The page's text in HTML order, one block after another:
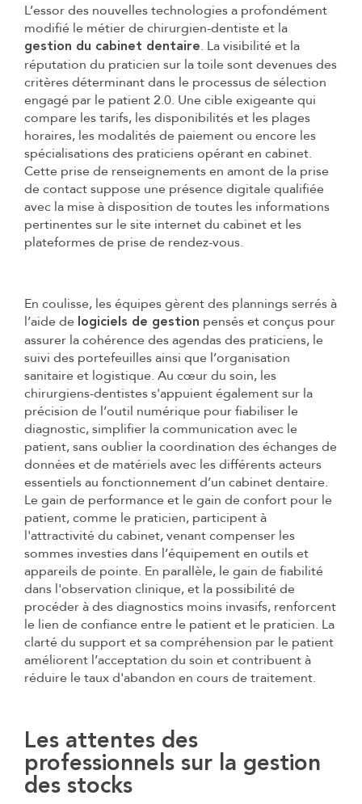
L’essor des nouvelles technologies a profondément
modifié le métier de chirurgien-dentiste et la
gestion du cabinet dentaire. La visibilité et la
réputation du praticien sur la toile sont devenues des
critères déterminant dans le processus de sélection
engagé par le patient 2.0. Une cible exigeante qui
compare les tarifs, les disponibilités et les plages
horaires, les modalités de paiement ou encore les
spécialisations des praticiens opérant en cabinet.
Cette prise de renseignements en amont de la prise
de contact suppose une présence digitale qualifiée
avec la mise à disposition de toutes les informations
pertinentes sur le site internet du cabinet et les
plateformes de prise de rendez-vous.
En coulisse, les équipes gèrent des plannings serrés à
l’aide de
logiciels de gestion pensés et conçus pour
assurer la cohérence des agendas des praticiens, le
suivi des portefeuilles ainsi que l’organisation
sanitaire et logistique. Au cœur du soin, les
chirurgiens-dentistes s'appuient également sur la
précision de l’outil numérique pour fiabiliser le
diagnostic, simplifier la communication avec le
patient, sans oublier la coordination des échanges de
données et de matériels avec les différents acteurs
essentiels au fonctionnement d’un cabinet dentaire.
Le gain de performance et le gain de confort pour le
patient, comme le praticien, participent à
l'attractivité du cabinet, venant compenser les
sommes investies dans l’équipement en outils et
appareils de pointe. En parallèle, le gain de fiabilité
dans l'observation clinique, et la possibilité de
procéder à des diagnostics moins invasifs, renforcent
le lien de confiance entre le patient et le praticien. La
clarté du support et sa compréhension par le patient
améliorent l’acceptation du soin et contribuent à
réduire le taux d'abandon en cours de traitement.
Les attentes des
professionnels sur la gestion
des stocks